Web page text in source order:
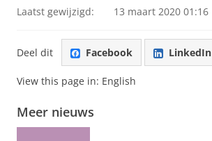
Laatst gewijzigd: 13 maart 2020 01:16
Deel dit Facebook LinkedIn
View this page in: English
Meer nieuws